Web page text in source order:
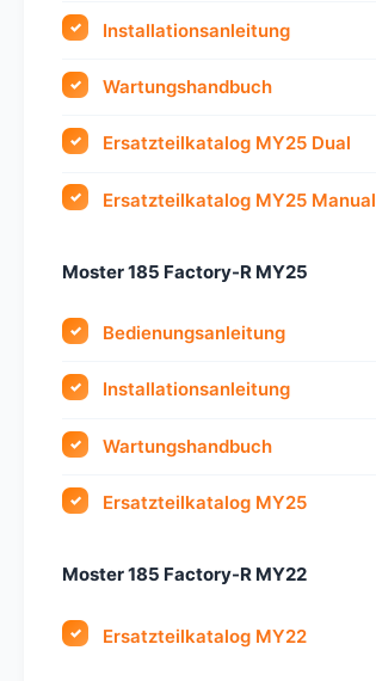
Installationsanleitung
Wartungshandbuch
Ersatzteilkatalog MY25 Dual
Ersatzteilkatalog MY25 Manual
Moster 185 Factory-R MY25
Bedienungsanleitung
Installationsanleitung
Wartungshandbuch
Ersatzteilkatalog MY25
Moster 185 Factory-R MY22
Ersatzteilkatalog MY22